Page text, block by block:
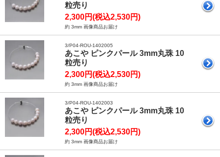
粒売り
2,300円(税込2,530円)
約 3mm 画像商品お届け
3/P04-ROU-1402005
あこや ピンクパール 3mm丸珠 10
粒売り
2,300円(税込2,530円)
約 3mm 画像商品お届け
3/P04-ROU-1402003
あこや ピンクパール 3mm丸珠 10
粒売り
2,300円(税込2,530円)
約 3mm 画像商品お届け